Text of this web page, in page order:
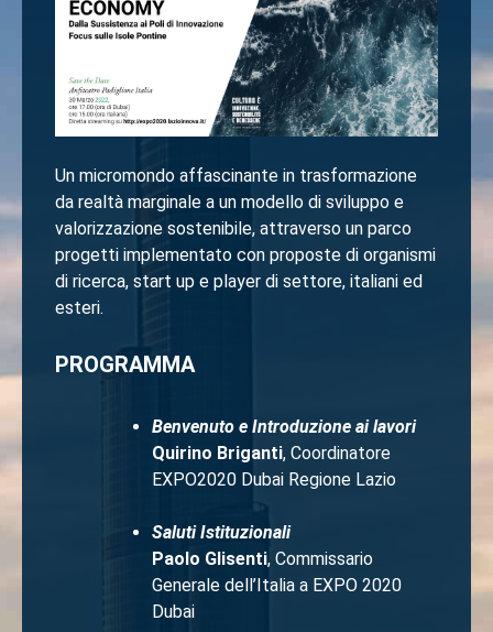
Un micromondo affascinante in trasformazione
da realtà marginale a un modello di sviluppo e
valorizzazione sostenibile, attraverso un parco
progetti implementato con proposte di organismi
di ricerca, start up e player di settore, italiani ed
esteri.
PROGRAMMA
Benvenuto e Introduzione ai lavori
Quirino Briganti, Coordinatore
EXPO2020 Dubai Regione Lazio
Saluti Istituzionali
Paolo Glisenti, Commissario
Generale dell’Italia a EXPO 2020
Dubai